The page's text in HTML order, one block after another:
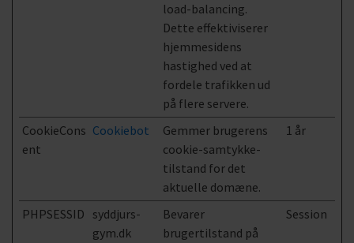
load-balancing.
Dette effektiviserer
hjemmesidens
hastighed ved at
fordele trafikken ud
på flere servere.
CookieCons
ent
Cookiebot
Gemmer brugerens
cookie-samtykke-
tilstand for det
aktuelle domæne.
1 år
PHPSESSID syddjurs-
gym.dk
Bevarer
brugertilstand på
Session